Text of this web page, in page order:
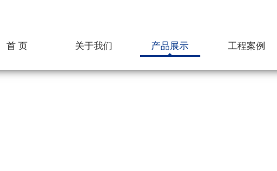
首 页
关于我们
超达标识
产品展示 工程案例